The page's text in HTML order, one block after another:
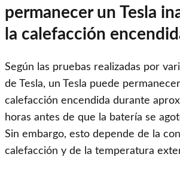
permanecer un Tesla
la calefacción
Según las pruebas realizadas por
de Tesla, un Tesla puede
calefacción encendida durante
horas antes de que la batería se
Sin embargo, esto depende de la
calefacción y de la temperatura